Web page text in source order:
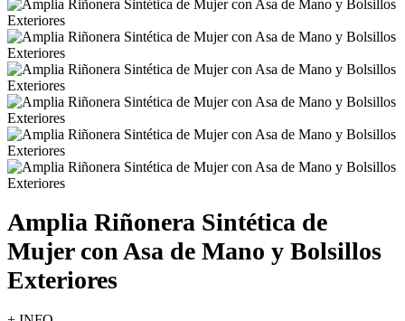
Amplia Riñonera Sintética de
Mujer con Asa de Mano y Bolsillos
Exteriores